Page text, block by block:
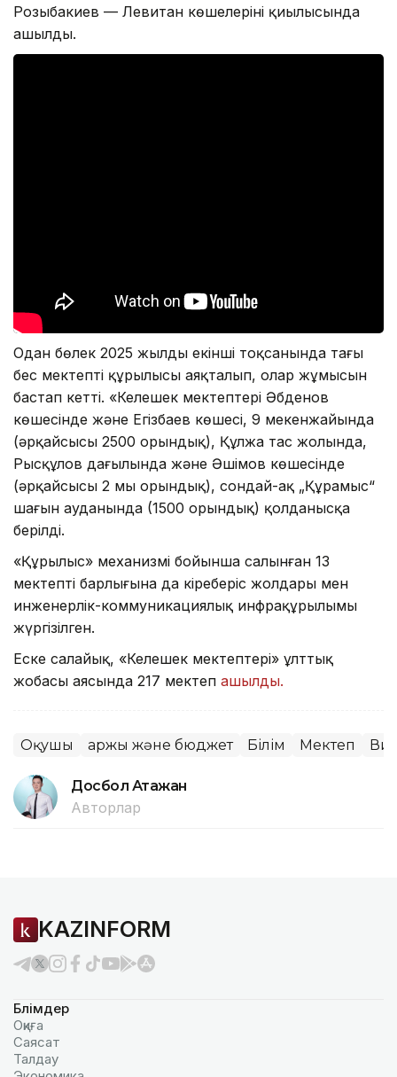
Розыбакиев — Левитан көшелерінің қиылысында
ашылды.
Одан бөлек 2025 жылдың екінші тоқсанында тағы
бес мектептің құрылысы аяқталып, олар жұмысын
бастап кетті. «Келешек мектептері Әбденов
көшесінде және Егізбаев көшесі, 9 мекенжайында
(әрқайсысы 2500 орындық), Құлжа тас жолында,
Рысқұлов даңғылында және Әшімов көшесінде
(әрқайсысы 2 мың орындық), сондай-ақ „Құрамыс“
шағын ауданында (1500 орындық) қолданысқа
берілді.
«Құрылыс» механизмі бойынша салынған 13
мектептің барлығына да кіреберіс жолдары мен
инженерлік-коммуникациялық инфрақұрылымы
жүргізілген.
Еске салайық, «Келешек мектептері» ұлттық
жобасы аясында 217 мектеп ашылды.
Оқушы Қаржы және бюджет Білім Мектеп
Досбол Атажан
Авторлар
KAZINFORM
Бөлімдер
Оқиға
Саясат
Талдау